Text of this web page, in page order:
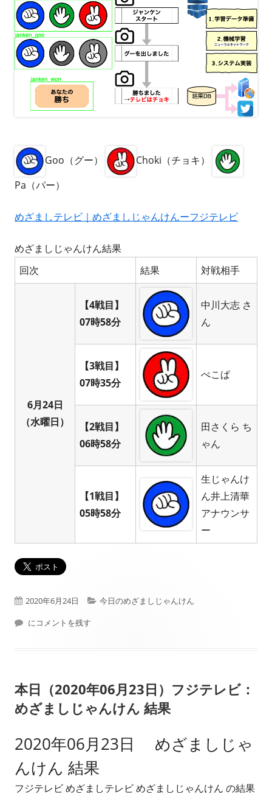
Goo（グー）
Choki（チョキ）
Pa（パー）
めざましテレビ｜めざましじゃんけんーフジテレビ
めざましじゃんけん結果
回次
結果 対戦相手
6月24日
（水曜日）
【4戦目】
07時58分
中川大志 さ
ん
【3戦目】
07時35分
ぺこぱ
【2戦目】
06時58分
田さくら ち
ゃん
【1戦目】
05時58分
生じゃんけ
ん井上清華
アナウンサ
ー
公
開
2020年6月24日
カ
ー
今日のめざましじゃんけん
本日（2020年06月24日）フジテレビ： めざましじゃんけん 結果
にコメントを残す
本日（2020年06月23日）フジテレビ：
めざましじゃんけん 結果
2020年06月23日 めざましじゃ
んけん 結果
フジテレビ めざましテレビ めざましじゃんけん の結果